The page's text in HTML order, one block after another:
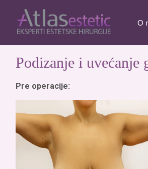
O
Podizanje i uvećanje
Pre operacije: